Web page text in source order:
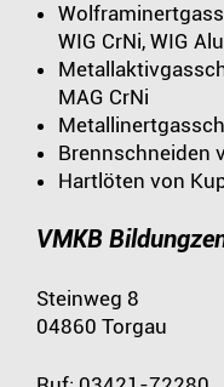
WIG CrNi, WIG Alu
MAG CrNi
Brennschneiden
Hartlöten von
VMKB
Steinweg 8
04860 Torgau